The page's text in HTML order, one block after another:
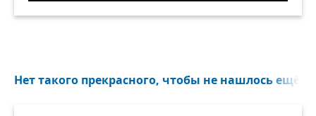
Нет такого прекрасного, чтобы не нашлось ещё